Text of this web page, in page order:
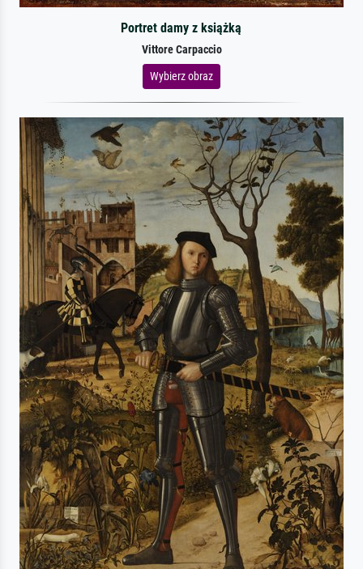
Portret damy z książką
Vittore Carpaccio
Wybierz obraz